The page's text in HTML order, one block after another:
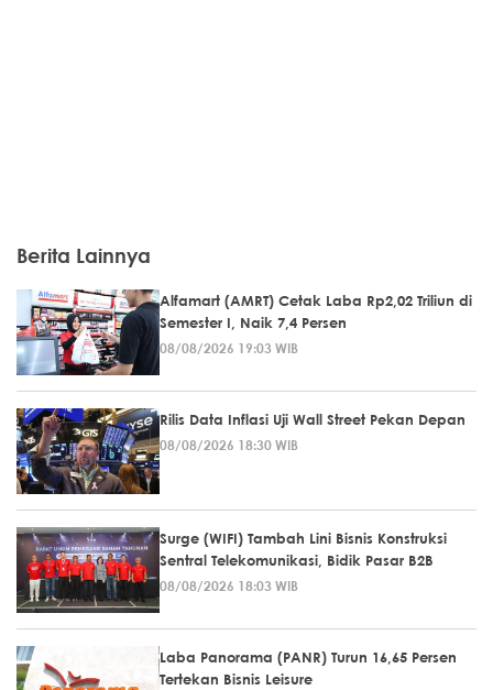
Berita Lainnya
Alfamart (AMRT) Cetak Laba Rp2,02 Triliun di
Semester I, Naik 7,4 Persen
08/08/2026 19:03 WIB
Rilis Data Inflasi Uji Wall Street Pekan Depan
08/08/2026 18:30 WIB
Surge (WIFI) Tambah Lini Bisnis Konstruksi
Sentral Telekomunikasi, Bidik Pasar B2B
08/08/2026 18:03 WIB
Laba Panorama (PANR) Turun 16,65 Persen
Tertekan Bisnis Leisure